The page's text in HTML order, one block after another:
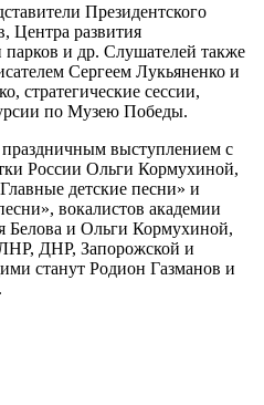
Президентского
Центра развития
и др. Слушателей также
Сергеем Лукьяненко и
стратегические сессии,
по Музею Победы.
выступлением с
России Ольги Кормухиной,
детские песни» и
вокалистов академии
Белова и Ольги Кормухиной,
ДНР, Запорожской и
станут Родион Газманов и